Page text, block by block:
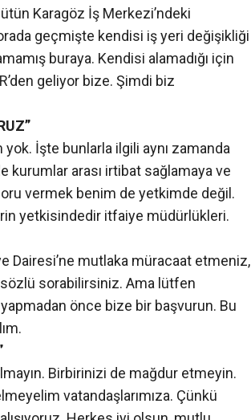
Karagöz İş Merkezi’ndeki
geçmişte kendisi iş yeri değişikliği
buraya. Kendisi alamadığı için
geliyor bize. Şimdi biz
İşte bunlarla ilgili aynı zamanda
kurumlar arası irtibat sağlamaya ve
vermek benim de yetkimde değil.
yetkisindedir itfaiye müdürlükleri.
Dairesi’ne mutlaka müracaat etmeniz,
sorabilirsiniz. Ama lütfen
önce bize bir başvurun. Bu
Birbirinizi de mağdur etmeyin.
vatandaşlarımıza. Çünkü